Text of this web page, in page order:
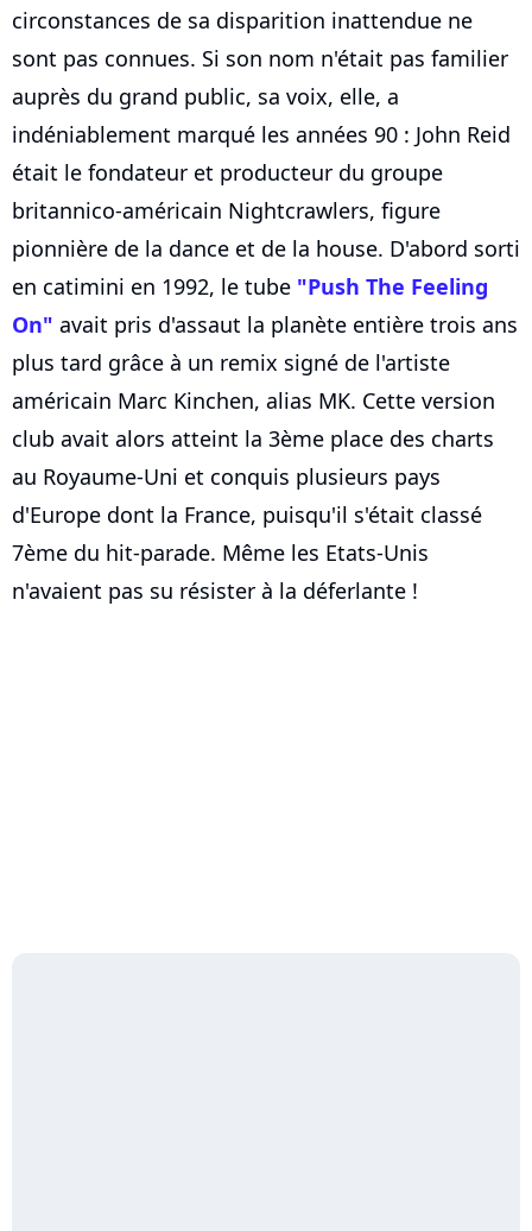
circonstances de sa disparition inattendue ne
sont pas connues. Si son nom n'était pas familier
auprès du grand public, sa voix, elle, a
indéniablement marqué les années 90 : John Reid
était le fondateur et producteur du groupe
britannico-américain Nightcrawlers, figure
pionnière de la dance et de la house. D'abord sorti
en catimini en 1992, le tube "Push The Feeling
On" avait pris d'assaut la planète entière trois ans
plus tard grâce à un remix signé de l'artiste
américain Marc Kinchen, alias MK. Cette version
club avait alors atteint la 3ème place des charts
au Royaume-Uni et conquis plusieurs pays
d'Europe dont la France, puisqu'il s'était classé
7ème du hit-parade. Même les Etats-Unis
n'avaient pas su résister à la déferlante !